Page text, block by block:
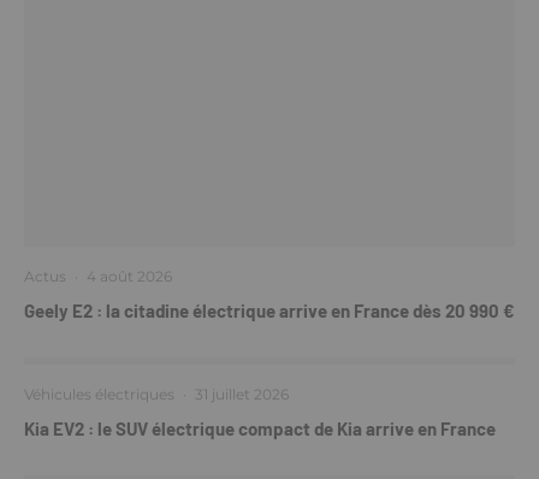
Actus · 4 août 2026
Geely E2 : la citadine électrique arrive en France dès 20 990 €
Véhicules électriques · 31 juillet 2026
Kia EV2 : le SUV électrique compact de Kia arrive en France